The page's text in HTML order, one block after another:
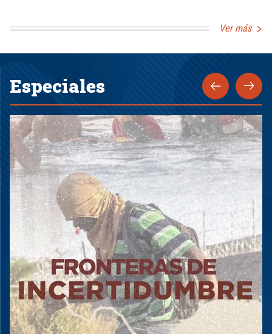
Ver más
Especiales